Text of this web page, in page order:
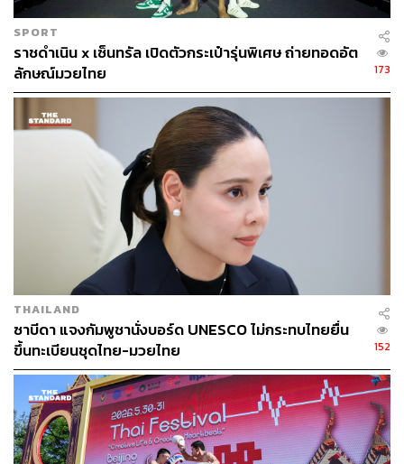
มาพูดถึงสถิติของคุณบ้าง รู้สึกอย่างไรที่คว้าชัยชนะมา
9 ไฟต์ติดต่อกัน?
ก็รู้สึกดีนะคะ, เพราะว่าสำหรับฉัน Martial Arts มันคือไลฟ์
สไตล์ มันเป็นสิ่งที่ฉันทำมานานมากๆ แล้ว ฉันเริ่มตั้งแต่ตอน
ที่อายุแค่ 5 ขวบ ส่วนปีนี้ฉันกำลังจะฉลองปีที่ 30 ในการเป็น
Martial Artist ฉันเล่นกีฬาหลายอย่างค่ะ ฉันเคยต่อยมวยไทย
มานานมากแล้ว แล้วก็ได้แชมป์โลกมวยไทยมา 12 สมัย
สำหรับฉัน สิ่งที่สำคัญไม่ใช่ตัวเลขหรอกค่ะ อย่างเช่น ชนะมา
กี่ครั้งติดต่อกัน หรือรักษาแชมป์ได้กี่ครั้ง สำหรับฉันสิ่งที่
สำคัญคือการเดินทางค่ะ ได้เข้าไปสู้ในสังเวียน 8 เหลี่ยม หรือ
ขึ้นสู้บนเวที ได้แสดงตัวตนที่ดีที่สุดของฉันออกมา ทุ่มเทใส่ไป
ทั้งหัวใจ พยายามทำให้ตัวเองพอใจกับทุกอย่างในการคว้า
ชัยชนะ เรื่องพวกนี้ละค่ะคือเรื่องที่สำคัญที่สุด ฉันไม่เคยใส่ใจ
กับพวกตัวเลข สิ่งที่ฉันใส่ใจคือผลงานของตัวเองค่ะ
SPORT
ราชดำเนิน x เซ็นทรัล เปิดตัวกระเป๋ารุ่นพิเศษ ถ่ายทอดอัต
ลักษณ์มวยไทย
173
THAILAND
ซาบีดา แจงกัมพูชานั่งบอร์ด UNESCO ไม่กระทบไทยยื่น
ขึ้นทะเบียนชุดไทย-มวยไทย
152